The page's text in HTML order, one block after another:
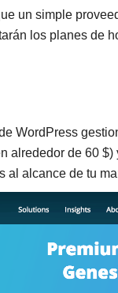
un simple
los planes de
WordPress
alrededor de 60
al alcance de tu